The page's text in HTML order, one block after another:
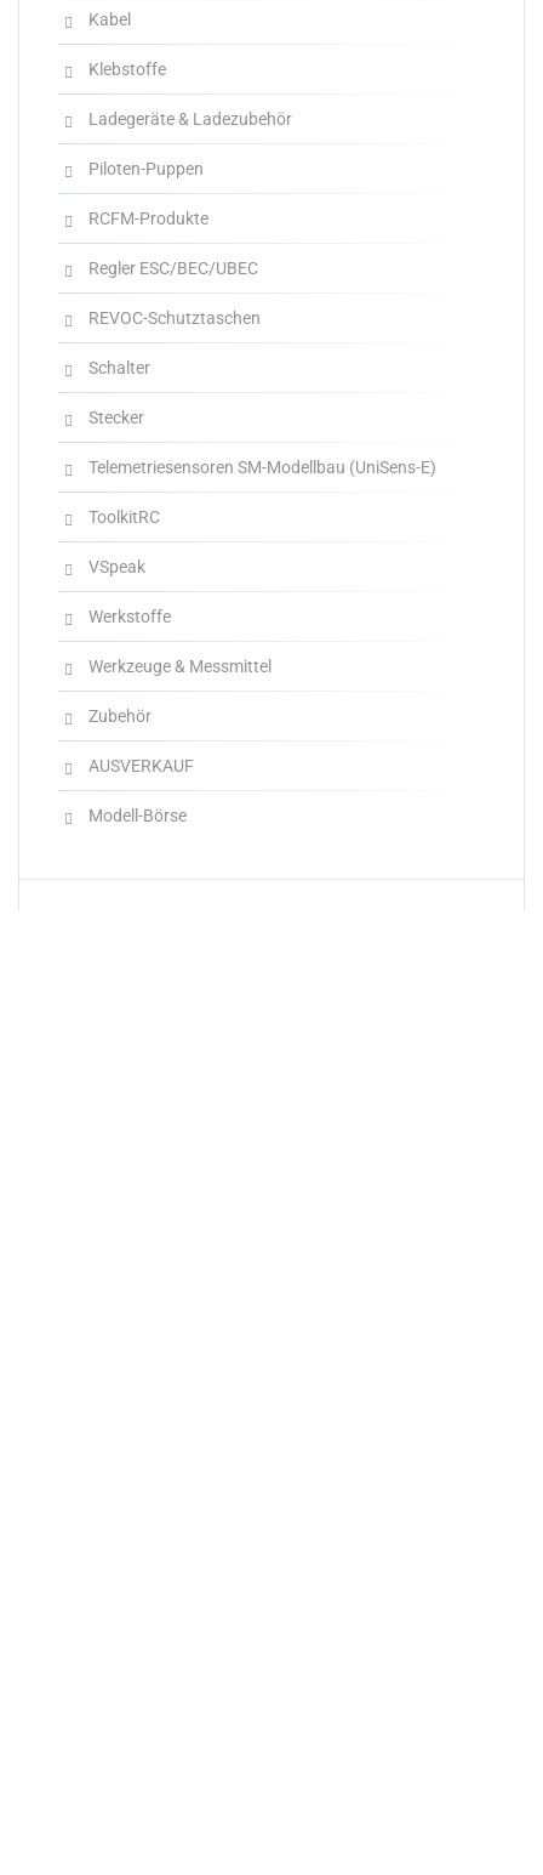
Kabel
Klebstoffe
Ladegeräte & Ladezubehör
Piloten-Puppen
RCFM-Produkte
Regler ESC/BEC/UBEC
REVOC-Schutztaschen
Schalter
Stecker
Telemetriesensoren SM-Modellbau (UniSens-E)
ToolkitRC
VSpeak
Werkstoffe
Werkzeuge & Messmittel
Zubehör
AUSVERKAUF
Modell-Börse